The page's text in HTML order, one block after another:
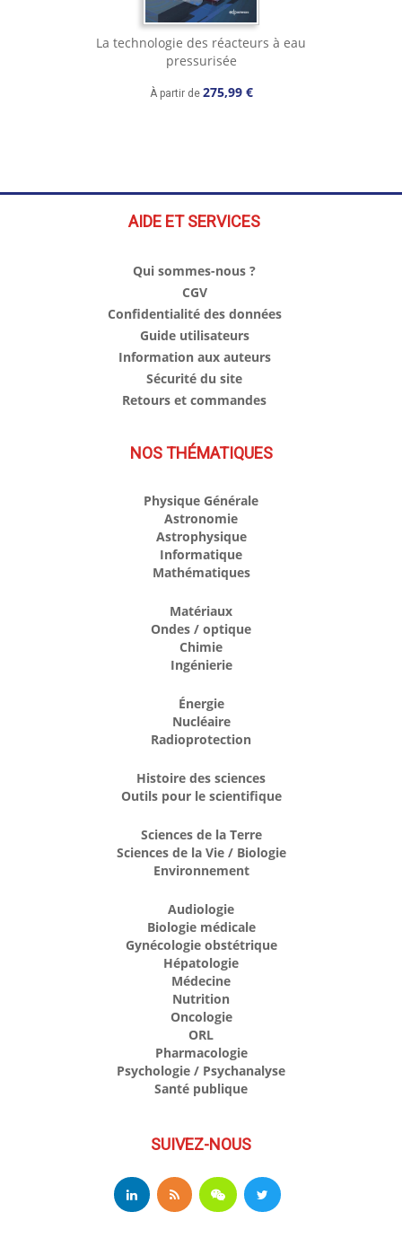
La technologie des réacteurs à eau
pressurisée
À partir de 275,99 €
AIDE ET SERVICES
Qui sommes-nous ?
CGV
Confidentialité des données
Guide utilisateurs
Information aux auteurs
Sécurité du site
Retours et commandes
NOS THÉMATIQUES
Physique Générale
Astronomie
Astrophysique
Informatique
Mathématiques
Matériaux
Ondes / optique
Chimie
Ingénierie
Énergie
Nucléaire
Radioprotection
Histoire des sciences
Outils pour le scientifique
Sciences de la Terre
Sciences de la Vie / Biologie
Environnement
Audiologie
Biologie médicale
Gynécologie obstétrique
Hépatologie
Médecine
Nutrition
Oncologie
ORL
Pharmacologie
Psychologie / Psychanalyse
Santé publique
SUIVEZ-NOUS